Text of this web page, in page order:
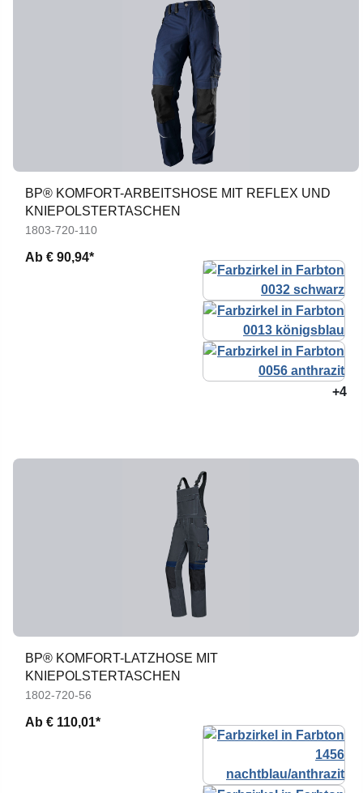
BP® KOMFORT-ARBEITSHOSE MIT REFLEX UND
KNIEPOLSTERTASCHEN
1803-720-110
Ab € 90,94*
+4
BP® KOMFORT-LATZHOSE MIT
KNIEPOLSTERTASCHEN
1802-720-56
Ab € 110,01*